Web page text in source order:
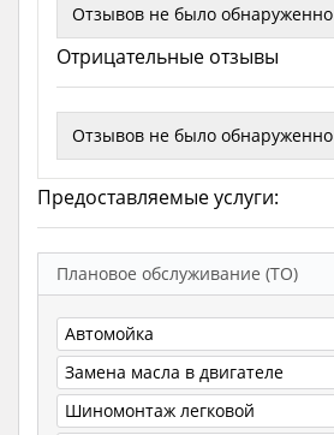
Отзывов не было обнаруженно
Отрицательные отзывы
Отзывов не было обнаруженно
Предоставляемые услуги:
Плановое обслуживание (ТО)
Автомойка
Замена масла в двигателе
Шиномонтаж легковой